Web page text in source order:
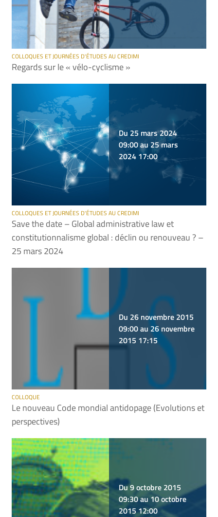
COLLOQUES ET JOURNÉES D'ÉTUDES AU CREDIMI
Regards sur le « vélo-cyclisme »
Du 25 mars 2024
09:00 au 25 mars
2024 17:00
COLLOQUES ET JOURNÉES D'ÉTUDES AU CREDIMI
Save the date – Global administrative law et
constitutionnalisme global : déclin ou renouveau ? –
25 mars 2024
Du 26 novembre 2015
09:00 au 26 novembre
2015 17:15
COLLOQUE
Le nouveau Code mondial antidopage (Evolutions et
perspectives)
Du 9 octobre 2015
09:30 au 10 octobre
2015 12:00